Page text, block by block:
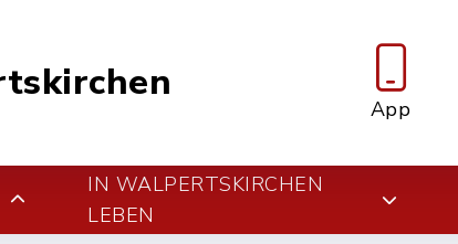
App
IN WALPERTSKIRCHEN
LEBEN